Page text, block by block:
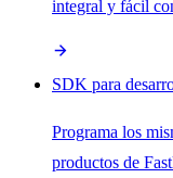
integral y fácil
SDK para
Programa los
productos de